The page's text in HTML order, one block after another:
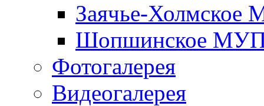
Заячье-
Шопшинское
Фотогалерея
Видеогалерея